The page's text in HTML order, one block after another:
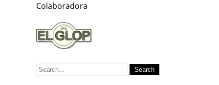
Colaboradora
Search